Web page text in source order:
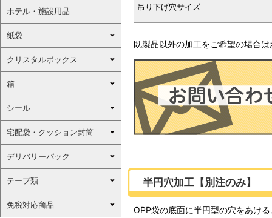
吊り下げ穴サイズ
既製品以外の加工をご希望の場合
半円穴加工【別注のみ】
OPP袋の底面に半円型の穴をあけ
ホテル・施設用品
紙袋
クリスタルボックス
箱
シール
宅配袋・クッション封筒
デリバリーパック
テープ類
免税対応商品